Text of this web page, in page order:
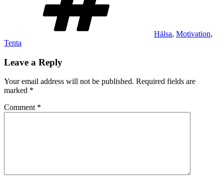
Hälsa, Motivation,
Tenta
Leave a Reply
Your email address will not be published. Required fields are
marked *
Comment *